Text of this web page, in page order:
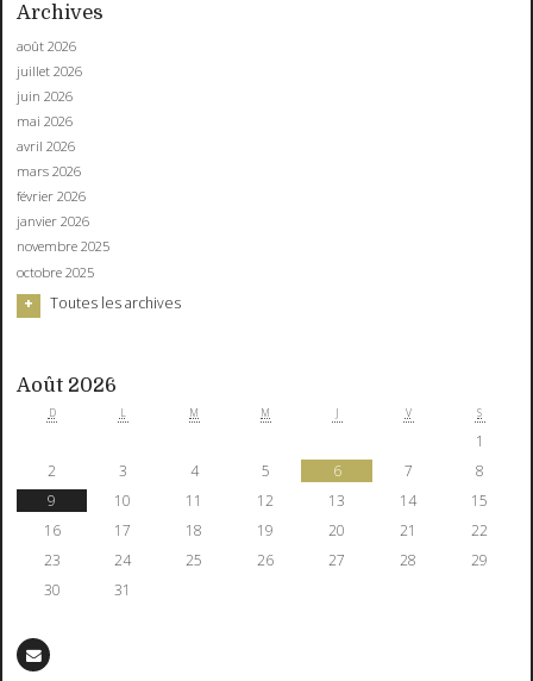
Archives
août 2026
juillet 2026
juin 2026
mai 2026
avril 2026
mars 2026
février 2026
janvier 2026
novembre 2025
octobre 2025
Toutes les archives
Août 2026
D L M M J V S
1
2
3 4 5 6 7
8
9
10 11 12 13 14
15
16
17 18 19 20 21
22
23
24 25 26 27 28
29
30
31